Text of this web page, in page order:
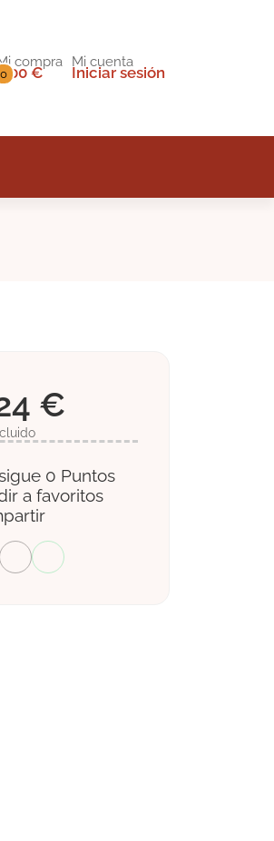
0
compra
€
Mi cuenta
Iniciar sesión
€
0 Puntos
a favoritos